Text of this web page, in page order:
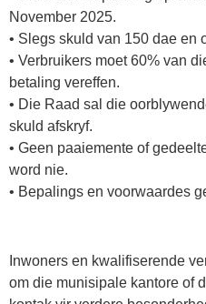
November 2025.
• Slegs skuld van 150 dae en
• Verbruikers moet 60% van
betaling vereffen.
• Die Raad sal die
skuld afskryf.
• Geen paaiemente of
word nie.
• Bepalings en voorwaardes
Inwoners en kwalifiserende
om die munisipale kantore of